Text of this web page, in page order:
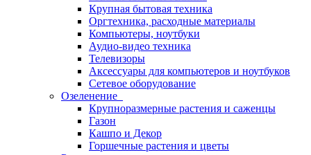
Крупная бытовая техника
Оргтехника, расходные материалы
Компьютеры, ноутбуки
Аудио-видео техника
Телевизоры
Аксессуары для компьютеров и ноутбуков
Сетевое оборудование
Озеленение
Крупноразмерные растения и саженцы
Газон
Кашпо и Декор
Горшечные растения и цветы